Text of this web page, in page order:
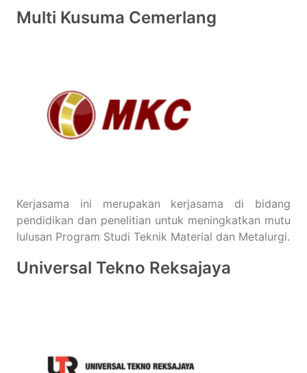
Multi Kusuma Cemerlang
Kerjasama ini merupakan kerjasama di bidang
pendidikan dan penelitian untuk meningkatkan mutu
lulusan Program Studi Teknik Material dan Metalurgi.
Universal Tekno Reksajaya